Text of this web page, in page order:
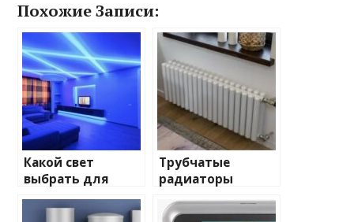
Похожие Записи:
Какой свет
выбрать для
домашнего
освещения
Трубчатые
радиаторы
отопления: виды
и характеристики